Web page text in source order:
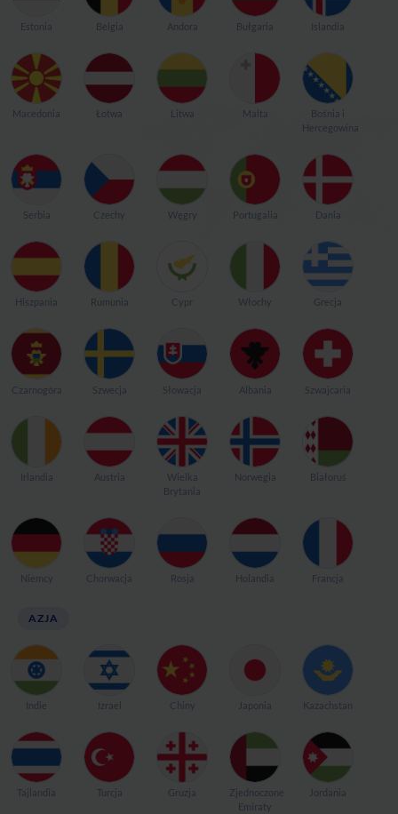
Estonia Belgia Andora Bułgaria Islandia
Macedonia Łotwa Litwa Malta
Bośnia i
Hercegowina
Serbia Czechy Węgry Portugalia Dania
Hiszpania Rumunia Cypr Włochy Grecja
Czarnogóra Szwecja Słowacja Albania Szwajcaria
Irlandia Austria
Wielka
Brytania
Norwegia Białoruś
Niemcy Chorwacja Rosja Holandia Francja
AZJA
Indie Izrael Chiny Japonia Kazachstan
Tajlandia Turcja Gruzja
Zjednoczone
Emiraty
Jordania